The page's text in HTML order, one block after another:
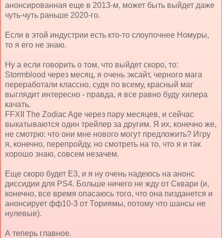
анонсированная еще в 2013-м, может быть выйдет даже
чуть-чуть раньше 2020-го.
Если в этой индустрии есть кто-то слоупочнее Номуры,
то я его не знаю.
Ну а если говорить о том, что выйдет скоро, то:
Stormblood через месяц, я очень эксайт, черного мага
переработали классно, судя по всему, красный маг
выглядит интересно - правда, я все равно буду хилера
качать.
FFXII The Zodiac Age через пару месяцев, и сейчас
выкатываются один трейлер за другим. Я их, конечно же,
не смотрю: что они мне нового могут предложить? Игру
я, конечно, перепройду, но смотреть на то, что я и так
хорошо знаю, совсем незачем.
Еще скоро будет Е3, и я ну очень надеюсь на анонс
диссидии для PS4. Больше ничего не жду от Сквари (и,
конечно, все время опасаюсь того, что она пизданется и
анонсирует фф10-3 от Ториямы, потому что шансы не
нулевые).
А теперь главное.